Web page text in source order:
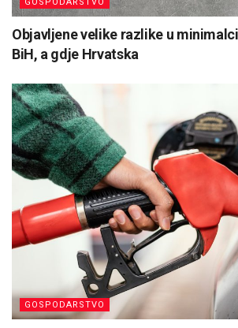
GOSPODARSTVO
Objavljene velike razlike u
BiH, a gdje Hrvatska
GOSPODARSTVO